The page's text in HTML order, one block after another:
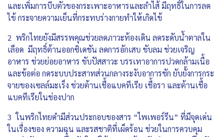
และเพิ่มการบีบตัวของกระเพาะอาหารและลำไส้ มีฤทธิ์ในการลด
ไข้ กระจายความเย็นที่กระทบร่างกายทำให้เกิดไข้
2 พริกไทยยังมีสรรพคุณช่วยลดภาวะท้องเดิน ลดระดับน้ำตาลใน
เลือด มีฤทธิ์ต้านออกซิเดชัน ลดการอักเสบ ขับลม ช่วยเจริญ
อาหาร ช่วยย่อยอาหาร ขับปัสสาวะ บรรเทาอาการปวดกล้ามเนื้อ
และข้อต่อ กดระบบประสาทส่วนกลางระงับอาการชัก ยับยั้งการกระ
จายของเซลล์มะเร็ง ช่วยต้านเชื้อแบคทีเรีย เชื้อรา และต้านเชื้อ
แบคทีเรียในช่องปาก
3 ในพริกไทยดำมีส่วนประกอบของสาร “ไพเพอร์รีน” ที่มีจุดเด่น
ในเรื่องของ ความฉุน และรสชาติที่เผ็ดร้อน ช่วยในการควบคุม